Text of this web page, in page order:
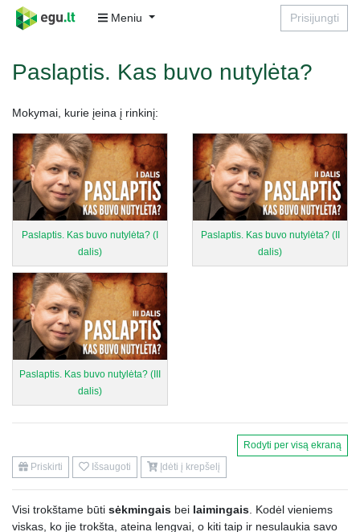
Meniu Prisijungti
Paslaptis. Kas buvo nutylėta?
Mokymai, kurie įeina į rinkinį:
Paslaptis. Kas buvo nutylėta? (I
dalis)
Paslaptis. Kas buvo nutylėta? (II
dalis)
Paslaptis. Kas buvo nutylėta? (III
dalis)
Rodyti per visą ekraną
Priskirti
Išsaugoti Įdėti į krepšelį
Visi trokštame būti sėkmingais bei laimingais . Kodėl vieniems
viskas, ko jie trokšta, ateina lengvai, o kiti taip ir nesulaukia savo